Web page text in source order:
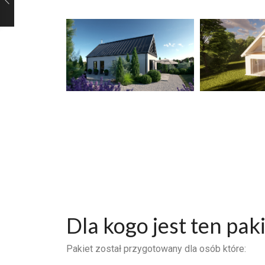
Dla kogo jest ten
Pakiet został przygotowany dla osób które: